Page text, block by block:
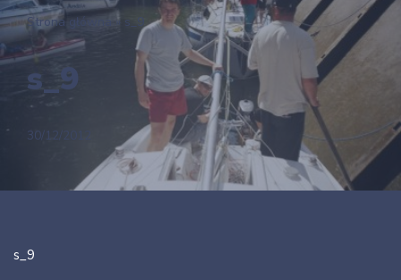
Strona główna » s_9
s_9
30/12/2012
s_9